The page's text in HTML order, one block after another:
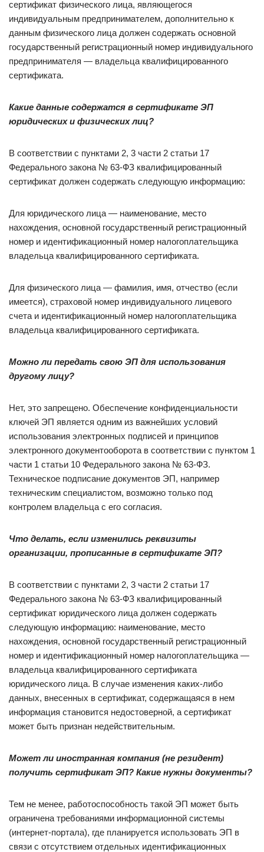
сертификат физического лица, являющегося
индивидуальным предпринимателем, дополнительно к
данным физического лица должен содержать основной
государственный регистрационный номер индивидуального
предпринимателя — владельца квалифицированного
сертификата.
Какие данные содержатся в сертификате ЭП
юридических и физических лиц?
В соответствии с пунктами 2, 3 части 2 статьи 17
Федерального закона № 63-ФЗ квалифицированный
сертификат должен содержать следующую информацию:
Для юридического лица — наименование, место
нахождения, основной государственный регистрационный
номер и идентификационный номер налогоплательщика
владельца квалифицированного сертификата.
Для физического лица — фамилия, имя, отчество (если
имеется), страховой номер индивидуального лицевого
счета и идентификационный номер налогоплательщика
владельца квалифицированного сертификата.
Можно ли передать свою ЭП для использования
другому лицу?
Нет, это запрещено. Обеспечение конфиденциальности
ключей ЭП является одним из важнейших условий
использования электронных подписей и принципов
электронного документооборота в соответствии с пунктом 1
части 1 статьи 10 Федерального закона № 63-ФЗ.
Техническое подписание документов ЭП, например
техническим специалистом, возможно только под
контролем владельца с его согласия.
Что делать, если изменились реквизиты
организации, прописанные в сертификате ЭП?
В соответствии с пунктами 2, 3 части 2 статьи 17
Федерального закона № 63-ФЗ квалифицированный
сертификат юридического лица должен содержать
следующую информацию: наименование, место
нахождения, основной государственный регистрационный
номер и идентификационный номер налогоплательщика —
владельца квалифицированного сертификата
юридического лица. В случае изменения каких-либо
данных, внесенных в сертификат, содержащаяся в нем
информация становится недостоверной, а сертификат
может быть признан недействительным.
Может ли иностранная компания (не резидент)
получить сертификат ЭП? Какие нужны документы?
Тем не менее, работоспособность такой ЭП может быть
ограничена требованиями информационной системы
(интернет-портала), где планируется использовать ЭП в
связи с отсутствием отдельных идентификационных